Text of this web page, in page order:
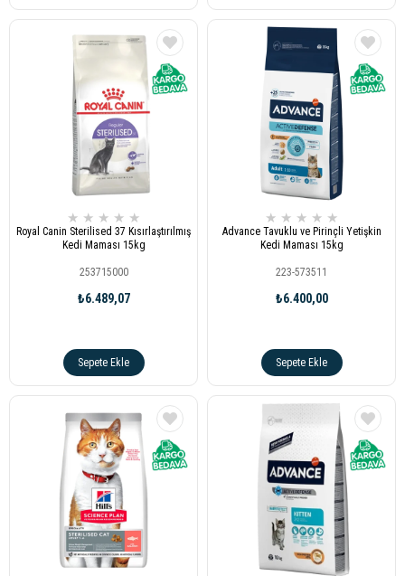
★ ★ ★ ★ ★
Royal Canin Sterilised 37 Kısırlaştırılmış
Kedi Maması 15kg
253715000
₺6.489,07
Sepete Ekle
★ ★ ★ ★ ★
Advance Tavuklu ve Pirinçli Yetişkin
Kedi Maması 15kg
223-573511
₺6.400,00
Sepete Ekle